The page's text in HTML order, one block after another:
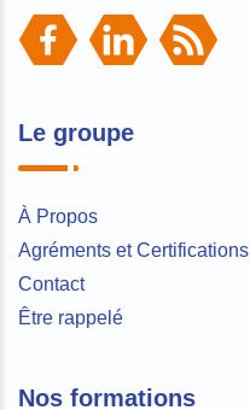
Le groupe
À Propos
Agréments et Certifications
Contact
Être rappelé
Nos formations